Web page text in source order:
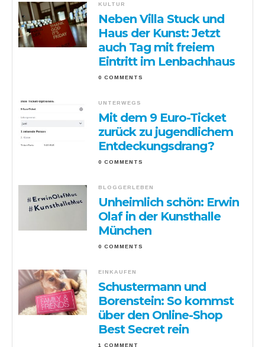
KULTUR
Neben Villa Stuck und
Haus der Kunst: Jetzt
auch Tag mit freiem
Eintritt im Lenbachhaus
0 COMMENTS
UNTERWEGS
Mit dem 9 Euro-Ticket
zurück zu jugendlichem
Entdeckungsdrang?
0 COMMENTS
BLOGGERLEBEN
Unheimlich schön: Erwin
Olaf in der Kunsthalle
München
0 COMMENTS
EINKAUFEN
Schustermann und
Borenstein: So kommst
über den Online-Shop
Best Secret rein
1 COMMENT